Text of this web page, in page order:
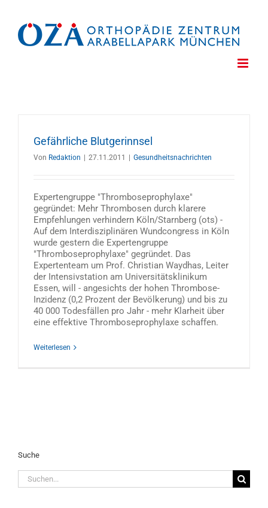
springen
Gefährliche Blutgerinnsel
Von Redaktion 27.11.2011 Gesundheitsnachrichten
Expertengruppe "Thromboseprophylaxe"
gegründet: Mehr Thrombosen durch klarere
Empfehlungen verhindern Köln/Starnberg (ots) -
Auf dem Interdisziplinären Wundcongress in Köln
wurde gestern die Expertengruppe
"Thromboseprophylaxe" gegründet. Das
Expertenteam um Prof. Christian Waydhas, Leiter
der Intensivstation am Universitätsklinikum
Essen, will - angesichts der hohen Thrombose-
Inzidenz (0,2 Prozent der Bevölkerung) und bis zu
40 000 Todesfällen pro Jahr - mehr Klarheit über
eine effektive Thromboseprophylaxe schaffen.
Weiterlesen
Suche
Suche
nach: